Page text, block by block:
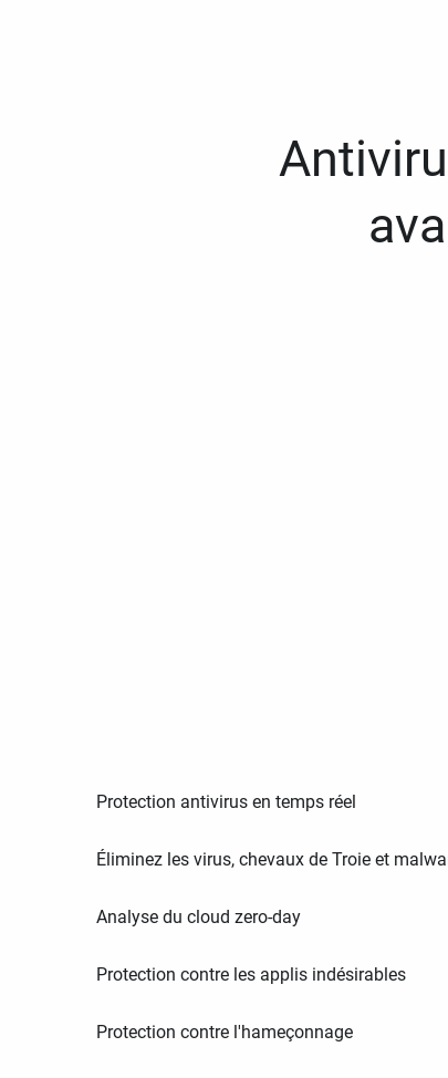
Protection antivirus en temps réel
Éliminez les virus, chevaux de Troie et
Analyse du cloud zero-day
Protection contre les applis indésirables
Protection contre l'hameçonnage